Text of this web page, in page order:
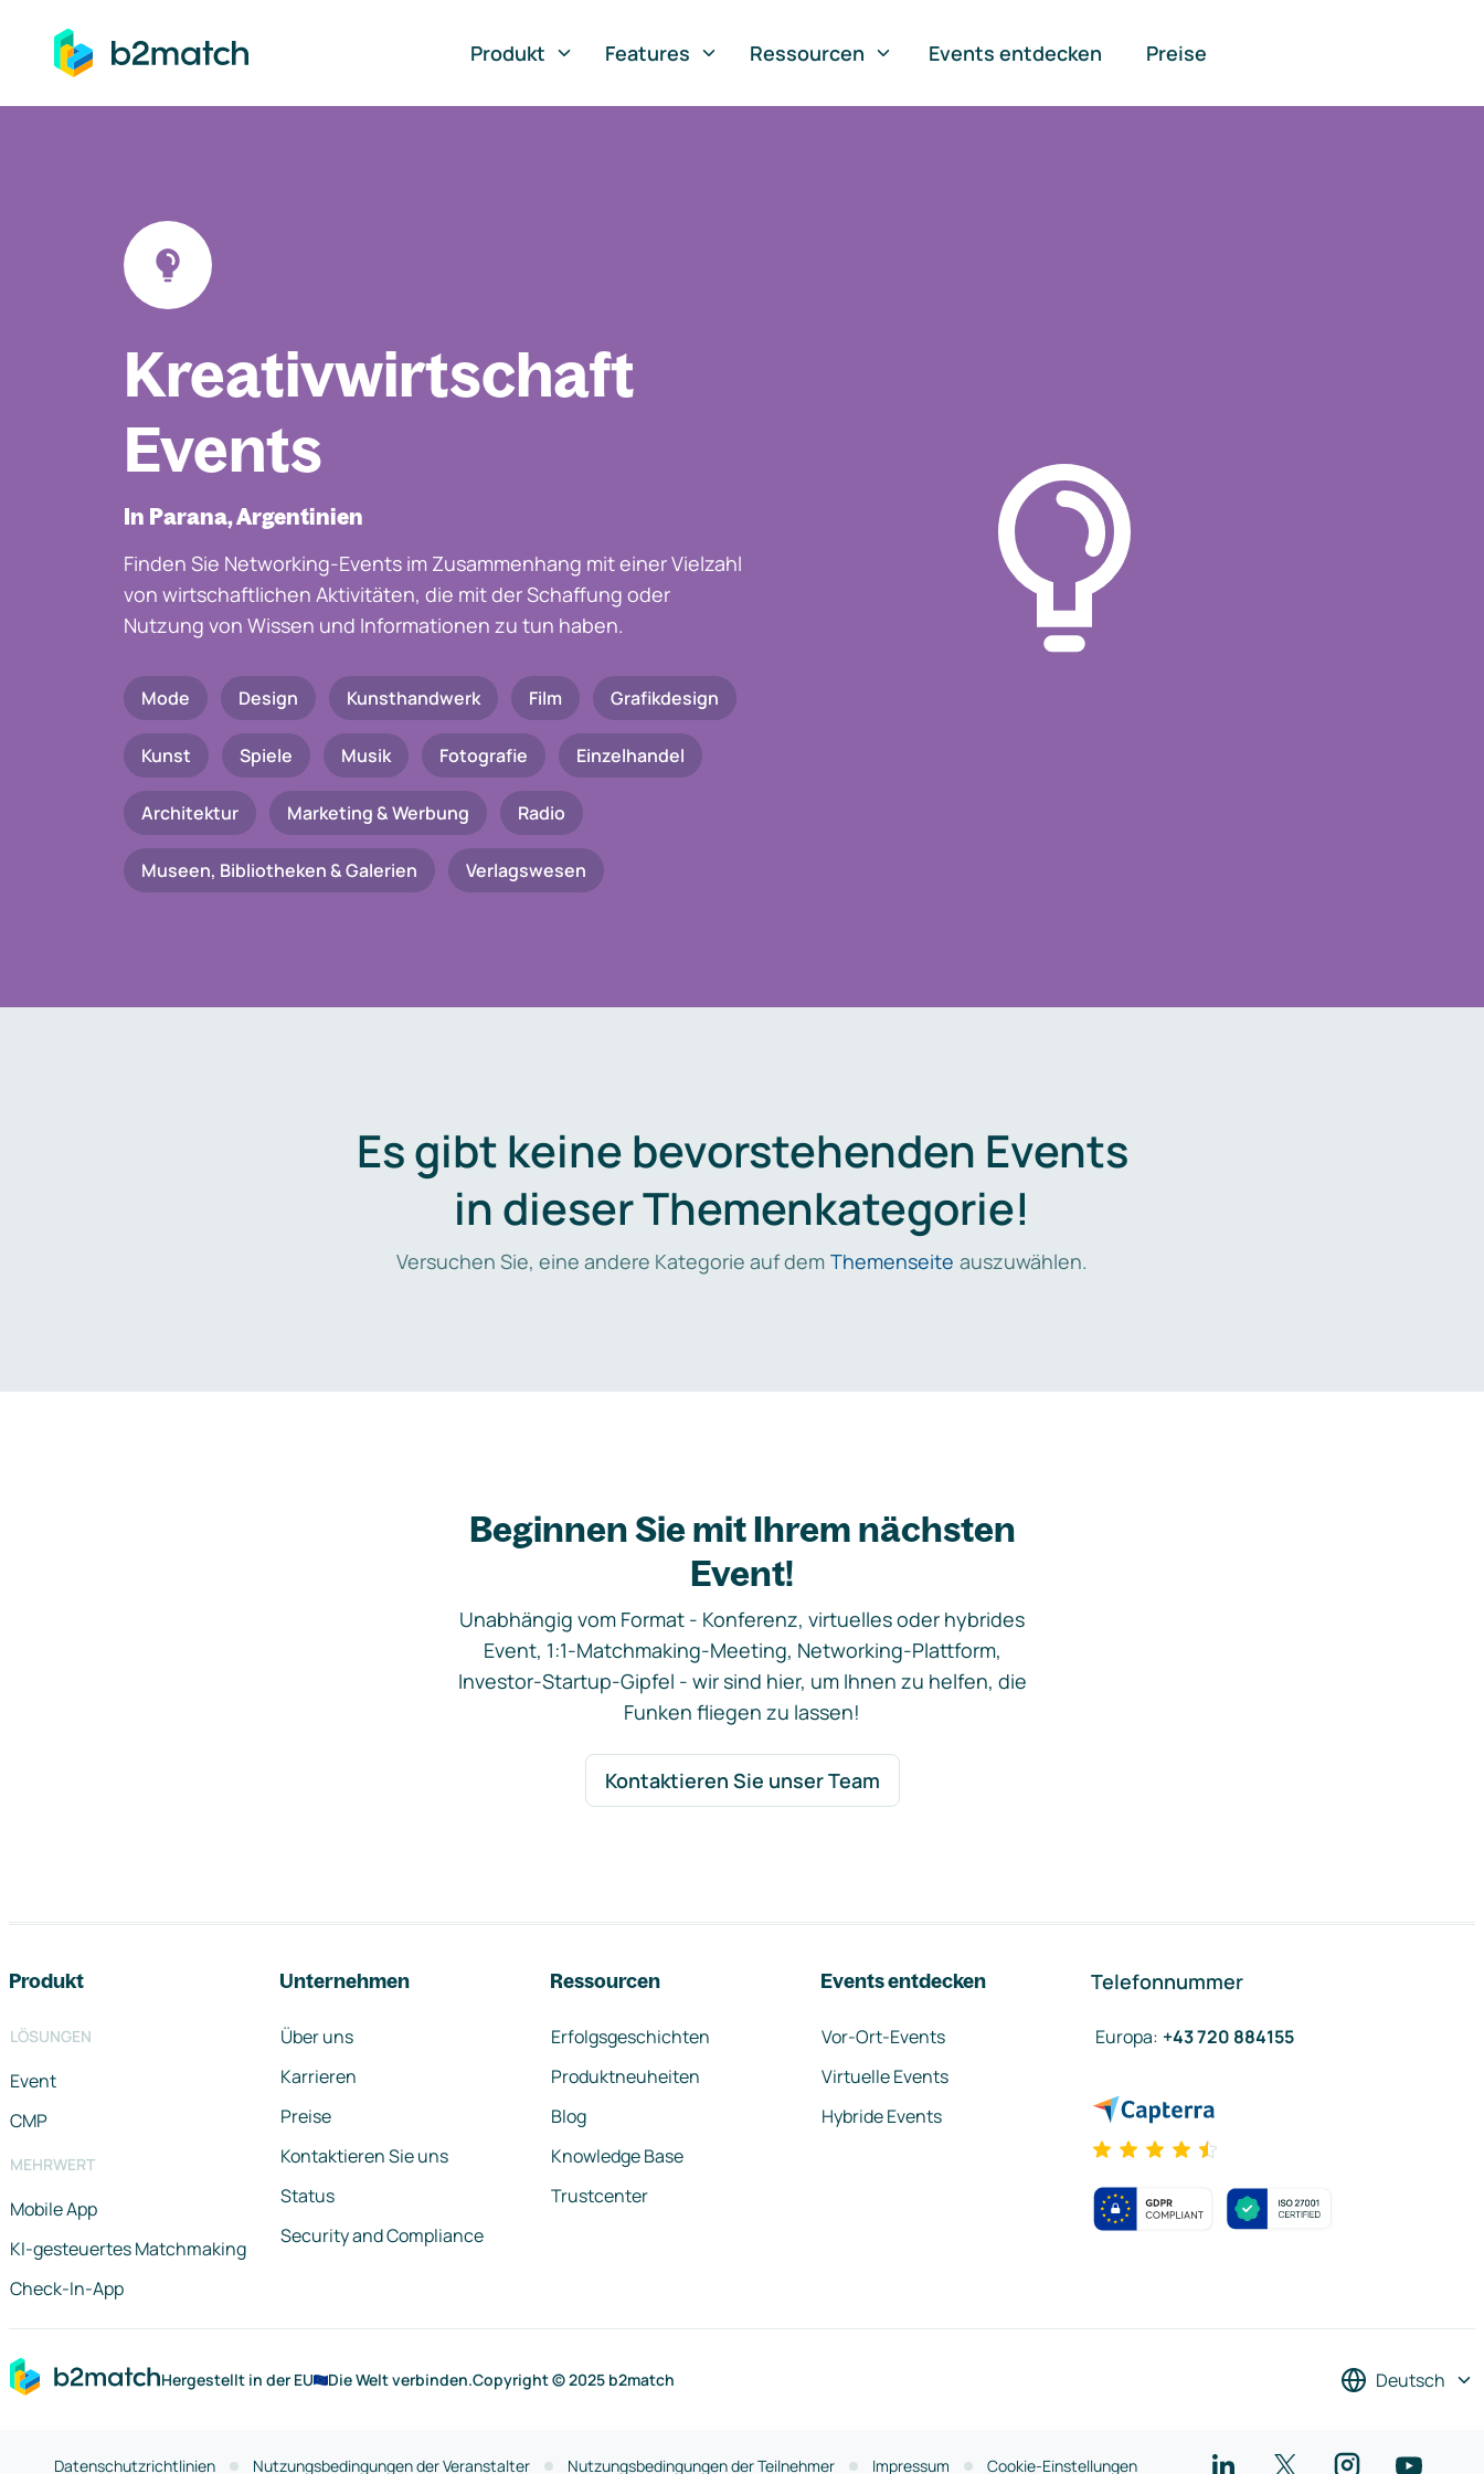
springen
Produkt
Features Ressourcen Events entdecken Preise
Kreativwirtschaft
Events
In Parana, Argentinien
Finden Sie Networking-Events im Zusammenhang mit einer Vielzahl
von wirtschaftlichen Aktivitäten, die mit der Schaffung oder
Nutzung von Wissen und Informationen zu tun haben.
Mode Design Kunsthandwerk Film Grafikdesign
Kunst Spiele Musik Fotografie Einzelhandel
Architektur Marketing & Werbung Radio
Museen, Bibliotheken & Galerien Verlagswesen
Es gibt keine bevorstehenden Events
in dieser Themenkategorie!
Versuchen Sie, eine andere Kategorie auf dem Themenseite auszuwählen.
Beginnen Sie mit Ihrem nächsten
Event!
Unabhängig vom Format - Konferenz, virtuelles oder hybrides
Event, 1:1-Matchmaking-Meeting, Networking-Plattform,
Investor-Startup-Gipfel - wir sind hier, um Ihnen zu helfen, die
Funken fliegen zu lassen!
Kontaktieren Sie unser Team
Produkt
LÖSUNGEN
Event
CMP
MEHRWERT
Mobile App
KI-gesteuertes Matchmaking
Check-In-App
Unternehmen
Über uns
Karrieren
Preise
Kontaktieren Sie uns
Status
Security and Compliance
Ressourcen
Erfolgsgeschichten
Produktneuheiten
Blog
Knowledge Base
Trustcenter
Events entdecken
Vor-Ort-Events
Virtuelle Events
Hybride Events
Telefonnummer
Europa: +43 720 884155
Hergestellt in der EU Die Welt verbinden.Copyright © 2025 b2match Deutsch
Datenschutzrichtlinien Nutzungsbedingungen der Veranstalter Nutzungsbedingungen der Teilnehmer Impressum Cookie-Einstellungen